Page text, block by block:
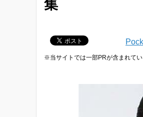
集
※当サイトでは一部PRが含まれてい